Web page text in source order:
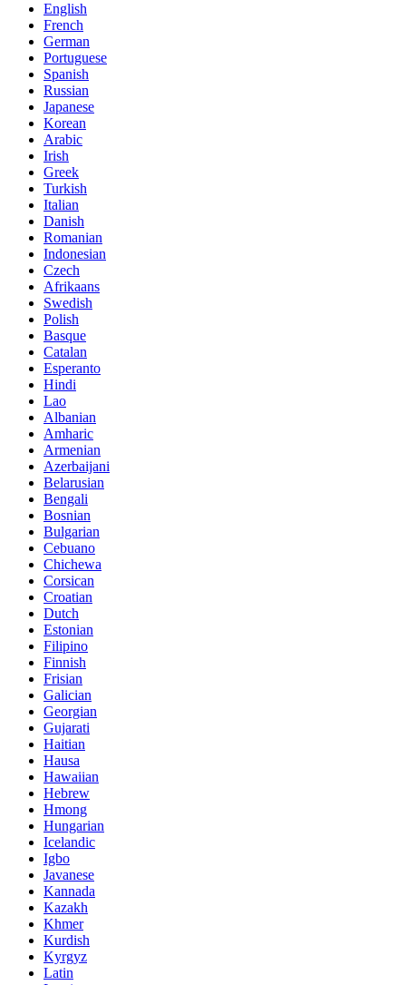
English
French
German
Portuguese
Spanish
Russian
Japanese
Korean
Arabic
Irish
Greek
Turkish
Italian
Danish
Romanian
Indonesian
Czech
Afrikaans
Swedish
Polish
Basque
Catalan
Esperanto
Hindi
Lao
Albanian
Amharic
Armenian
Azerbaijani
Belarusian
Bengali
Bosnian
Bulgarian
Cebuano
Chichewa
Corsican
Croatian
Dutch
Estonian
Filipino
Finnish
Frisian
Galician
Georgian
Gujarati
Haitian
Hausa
Hawaiian
Hebrew
Hmong
Hungarian
Icelandic
Igbo
Javanese
Kannada
Kazakh
Khmer
Kurdish
Kyrgyz
Latin